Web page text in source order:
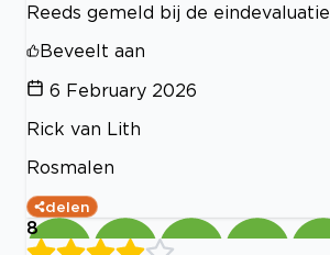
Reeds gemeld bij de eindevaluatie.
Beveelt aan
6 February 2026
Rick van Lith
Rosmalen
delen
8